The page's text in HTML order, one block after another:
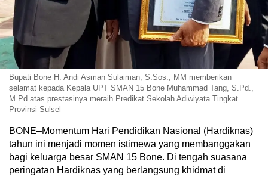
Bupati Bone H. Andi Asman Sulaiman, S.Sos., MM memberikan
selamat kepada Kepala UPT SMAN 15 Bone Muhammad Tang, S.Pd.,
M.Pd atas prestasinya meraih Predikat Sekolah Adiwiyata Tingkat
Provinsi Sulsel
BONE–Momentum Hari Pendidikan Nasional (Hardiknas)
tahun ini menjadi momen istimewa yang membanggakan
bagi keluarga besar SMAN 15 Bone. Di tengah suasana
peringatan Hardiknas yang berlangsung khidmat di